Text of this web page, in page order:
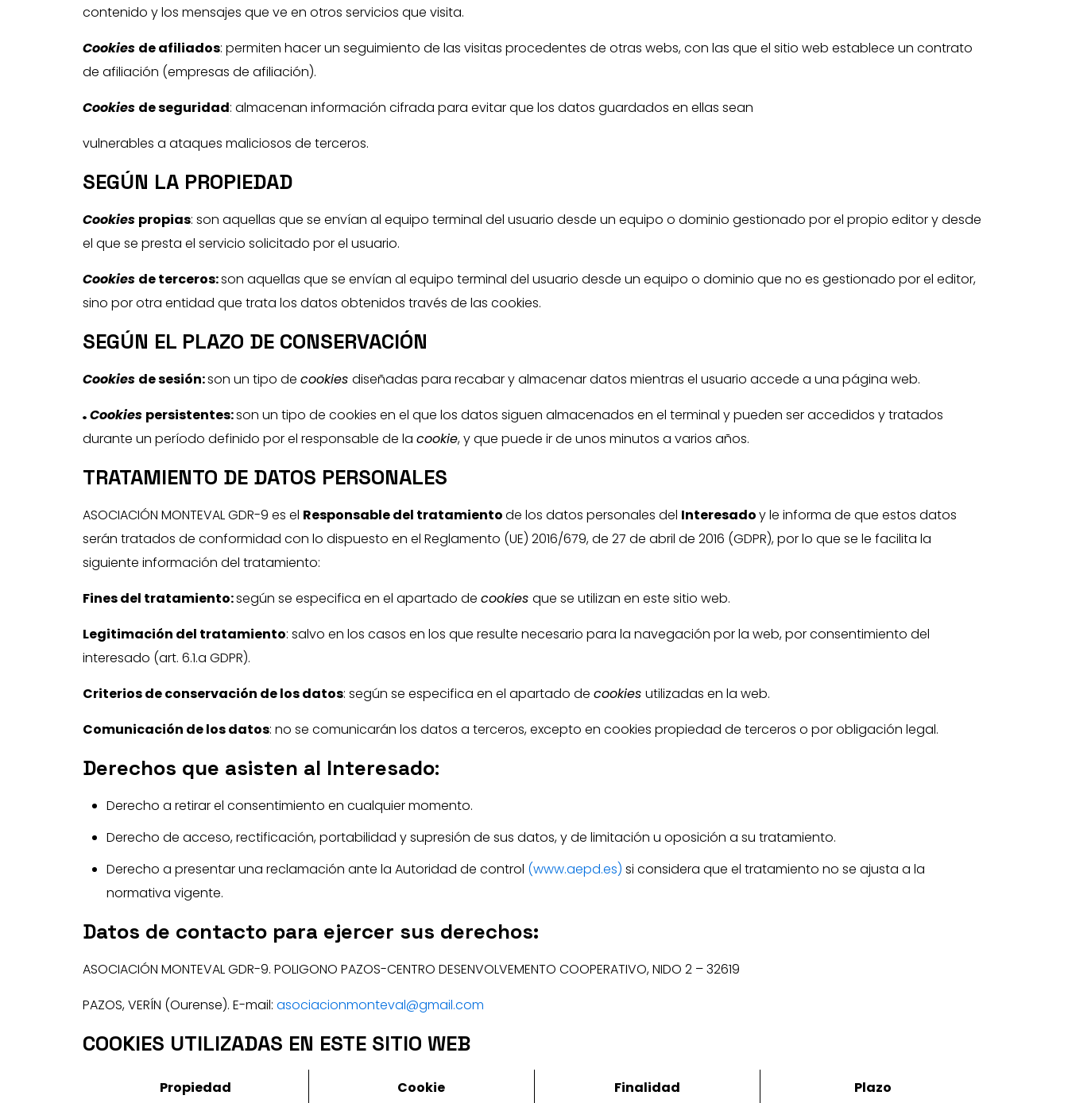
contenido y los mensajes que ve en otros servicios que visita.
Cookies de afiliados: permiten hacer un seguimiento de las visitas procedentes de otras webs, con las que el sitio web establece un contrato
de afiliación (empresas de afiliación).
Cookies de seguridad: almacenan información cifrada para evitar que los datos guardados en ellas sean
vulnerables a ataques maliciosos de terceros.
SEGÚN LA PROPIEDAD
Cookies propias: son aquellas que se envían al equipo terminal del usuario desde un equipo o dominio gestionado por el propio editor y desde
el que se presta el servicio solicitado por el usuario.
Cookies de terceros:son aquellas que se envían al equipo terminal del usuario desde un equipo o dominio que no es gestionado por el editor,
sino por otra entidad que trata los datos obtenidos través de las cookies.
SEGÚN EL PLAZO DE CONSERVACIÓN
Cookies de sesión:son un tipo de cookies diseñadas para recabar y almacenar datos mientras el usuario accede a una página web.
Cookies persistentes:son un tipo de cookies en el que los datos siguen almacenados en el terminal y pueden ser accedidos y tratados
durante un período definido por el responsable de la cookie, y que puede ir de unos minutos a varios años.
TRATAMIENTO DE DATOS PERSONALES
ASOCIACIÓN MONTEVAL GDR-9 es el Responsable del tratamientode los datos personales del Interesadoy le informa de que estos datos
serán tratados de conformidad con lo dispuesto en el Reglamento (UE) 2016/679, de 27 de abril de 2016 (GDPR), por lo que se le facilita la
siguiente información del tratamiento:
Fines del tratamiento:según se especifica en el apartado de cookies que se utilizan en este sitio web.
Legitimación del tratamiento: salvo en los casos en los que resulte necesario para la navegación por la web, por consentimiento del
interesado (art. 6.1.a GDPR).
Criterios de conservación de los datos: según se especifica en el apartado de cookies utilizadas en la web.
Comunicación de los datos: no se comunicarán los datos a terceros, excepto en cookies propiedad de terceros o por obligación legal.
Derechos que asisten al Interesado:
Derecho a retirar el consentimiento en cualquier momento.
Derecho de acceso, rectificación, portabilidad y supresión de sus datos, y de limitación u oposición a su tratamiento.
Derecho a presentar una reclamación ante la Autoridad de control (www.aepd.es) si considera que el tratamiento no se ajusta a la
normativa vigente.
Datos de contacto para ejercer sus derechos:
ASOCIACIÓN MONTEVAL GDR-9. POLIGONO PAZOS-CENTRO DESENVOLVEMENTO COOPERATIVO, NIDO 2 – 32619
PAZOS, VERÍN (Ourense). E-mail: asociacionmonteval@gmail.com
COOKIES UTILIZADAS EN ESTE SITIO WEB
Propiedad Cookie Finalidad Plazo